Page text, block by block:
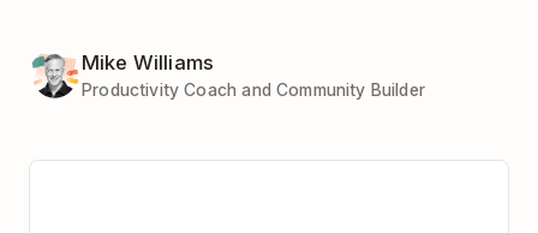
Mike Williams
Productivity Coach and Community Builder